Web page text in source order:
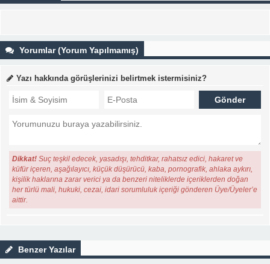
Yorumlar (Yorum Yapılmamış)
Yazı hakkında görüşlerinizi belirtmek istermisiniz?
Dikkat! Suç teşkil edecek, yasadışı, tehditkar, rahatsız edici, hakaret ve
küfür içeren, aşağılayıcı, küçük düşürücü, kaba, pornografik, ahlaka aykırı,
kişilik haklarına zarar verici ya da benzeri niteliklerde içeriklerden doğan
her türlü mali, hukuki, cezai, idari sorumluluk içeriği gönderen Üye/Üyeler’e
aittir.
Benzer Yazılar